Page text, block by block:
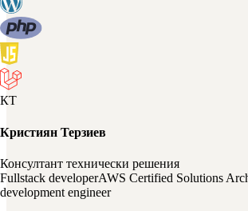
КТ
Кристиян Терзиев
Консултант технически решения
Fullstack developerAWS Certified Solutions
development engineer